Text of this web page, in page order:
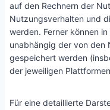
auf den Rechnern der
Nutzungsverhalten und
werden. Ferner können
unabhängig der von den
gespeichert werden
der jeweiligen
Für eine detaillierte